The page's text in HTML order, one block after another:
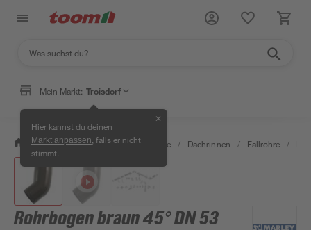
Mein Markt: Troisdorf
Hier kannst du deinen
Markt anpassen , falls er nicht
stimmt.
✕
/ Bauen & Renovieren / Baustoffe / Dachrinnen / Fallrohre /
Rohrbogen braun 45° DN 53